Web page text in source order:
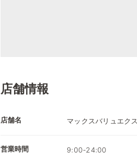
店舗情報
店舗名 マックスバリュエク
営業時間 9:00-24:00